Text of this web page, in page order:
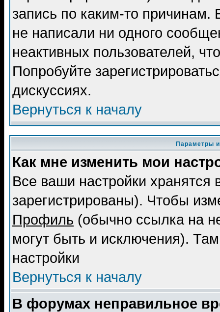
запись по каким-то
не написали ни одного
неактивных пользователей,
Попробуйте
дискуссиях.
Вернуться к началу
Параметры
Как мне изменить мои
Все ваши настройки
зарегистрированы). Чтобы
Профиль (обычно ссылка на
могут быть и исключения).
настройки
Вернуться к началу
В форумах неправильное